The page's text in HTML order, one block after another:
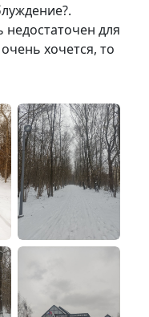
недостаточен для
хочется, то